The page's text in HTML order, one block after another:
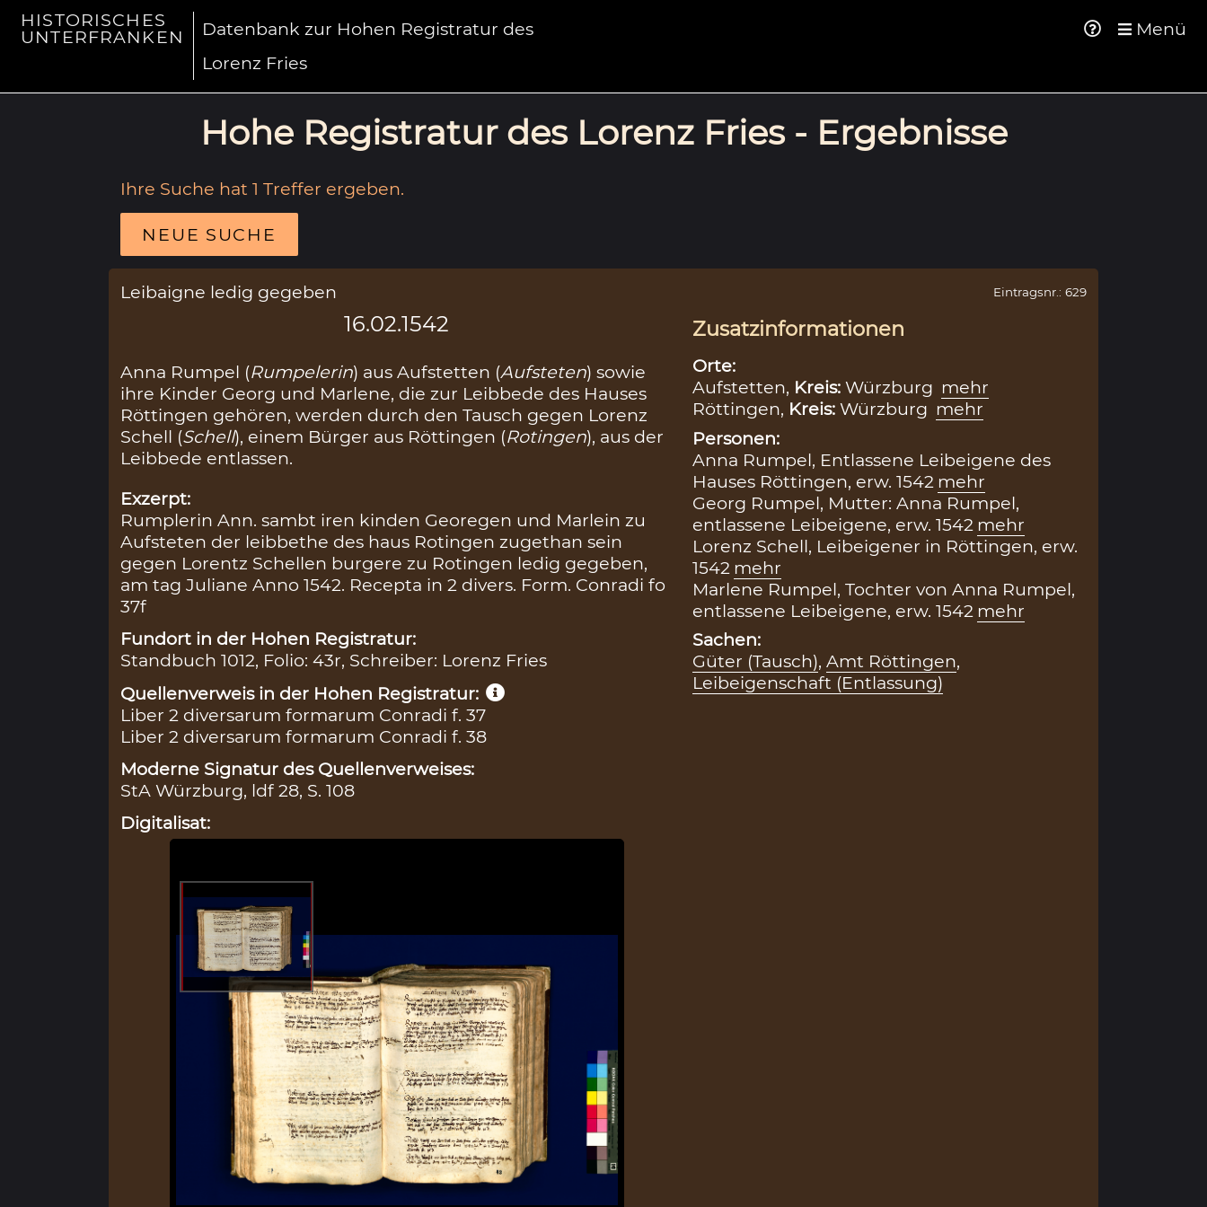
HISTORISCHES
UNTERFRANKEN
Datenbank zur Hohen Registratur des
Lorenz Fries
Menü
Hohe Registratur des Lorenz Fries - Ergebnisse
Ihre Suche hat 1 Treffer ergeben.
NEUE SUCHE
Leibaigne ledig gegeben
16.02.1542
Anna Rumpel (Rumpelerin) aus Aufstetten (Aufsteten) sowie
ihre Kinder Georg und Marlene, die zur Leibbede des Hauses
Röttingen gehören, werden durch den Tausch gegen Lorenz
Schell (Schell), einem Bürger aus Röttingen (Rotingen), aus der
Leibbede entlassen.
Exzerpt:
Rumplerin Ann. sambt iren kinden Georegen und Marlein zu
Aufsteten der leibbethe des haus Rotingen zugethan sein
gegen Lorentz Schellen burgere zu Rotingen ledig gegeben,
am tag Juliane Anno 1542. Recepta in 2 divers. Form. Conradi fo
37f
Fundort in der Hohen Registratur:
Standbuch 1012, Folio: 43r, Schreiber: Lorenz Fries
Quellenverweis in der Hohen Registratur:
Liber 2 diversarum formarum Conradi f. 37
Liber 2 diversarum formarum Conradi f. 38
Moderne Signatur des Quellenverweises:
StA Würzburg, ldf 28, S. 108
Digitalisat:
Eintragsnr.: 629
Zusatzinformationen
Orte:
Aufstetten, Kreis: Würzburg mehr
Röttingen, Kreis: Würzburg mehr
Personen:
Anna Rumpel, Entlassene Leibeigene des
Hauses Röttingen, erw. 1542 mehr
Georg Rumpel, Mutter: Anna Rumpel,
entlassene Leibeigene, erw. 1542 mehr
Lorenz Schell, Leibeigener in Röttingen, erw.
1542 mehr
Marlene Rumpel, Tochter von Anna Rumpel,
entlassene Leibeigene, erw. 1542 mehr
Sachen:
Güter (Tausch), Amt Röttingen,
Leibeigenschaft (Entlassung)